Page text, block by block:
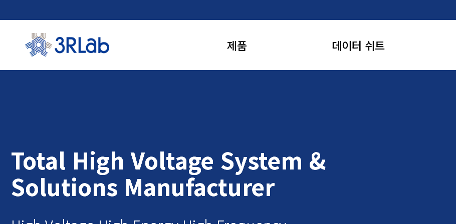
제품
고전압 커패시터
고전압 디바이더 & 프로브
데이터 쉬트
Total High Voltage System &
Solutions Manufacturer
Total High Voltage System &
Solutions Manufacturer
Total High Voltage System &
Solutions Manufacturer